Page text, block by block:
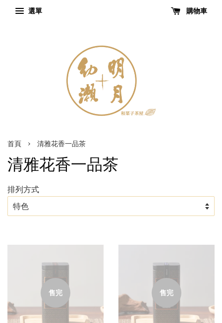
選單 購物車
首頁 › 清雅花香一品茶
清雅花香一品茶
排列方式
售完 售完